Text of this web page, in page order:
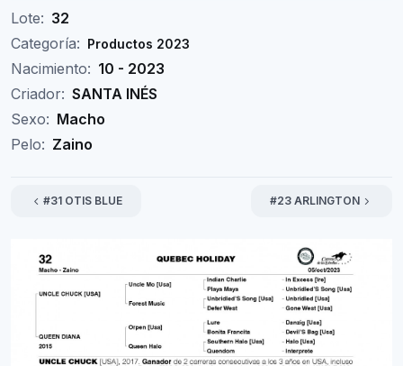
Lote: 32
Categoría: Productos 2023
Nacimiento: 10 - 2023
Criador: SANTA INÉS
Sexo: Macho
Pelo: Zaino
#31 OTIS BLUE #23 ARLINGTON